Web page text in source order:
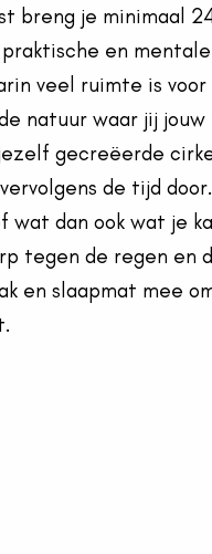
breng je minimaal
en mentale
veel ruimte is voor
natuur waar jij
gecreëerde
de tijd
wat dan ook wat je
tegen de regen en
en slaapmat mee